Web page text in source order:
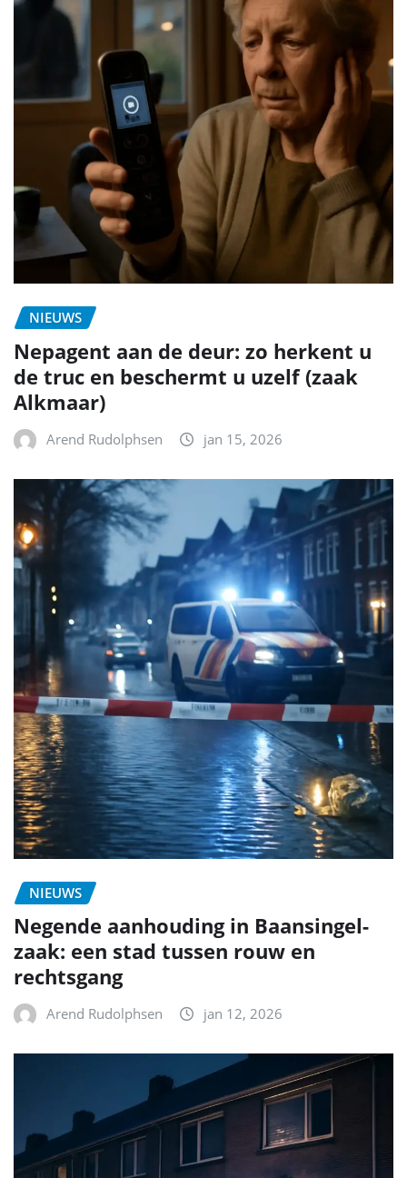
NIEUWS
Nepagent aan de deur: zo herkent u
de truc en beschermt u uzelf (zaak
Alkmaar)
Arend Rudolphsen jan 15, 2026
NIEUWS
Negende aanhouding in Baansingel-
zaak: een stad tussen rouw en
rechtsgang
Arend Rudolphsen jan 12, 2026